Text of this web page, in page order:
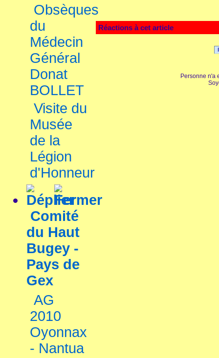
Obsèques
du
Médecin
Général
Donat
BOLLET
Visite du
Musée
de la
Légion
d'Honneur
Comité
du Haut
Bugey -
Pays de
Gex
AG
2010
Oyonnax
- Nantua
Réactions à cet article
Personne n'a